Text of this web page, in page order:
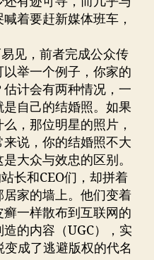
着要赶新媒体班车，
见，前者完成公众传
举一个例子，你家的
计会有两种情况，一
自己的结婚照。如果
，那位明星的照片，
说，你的结婚照不大
大众与效忠的区别。
长和CEO们，却拼着
家的墙上。他们变着
一样散布到互联网的
的内容（UGC），实
成了逃避版权的代名